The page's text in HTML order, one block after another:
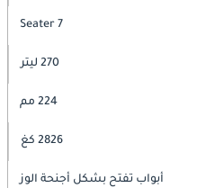
7 Seater
270 ليتر
224 مم
2826 كغ
أبواب تفتح بشكل أجنحة الوز